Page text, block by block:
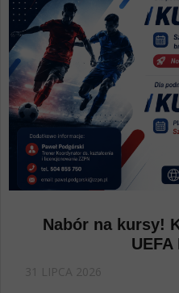
Nabór na kursy!
UEFA
31 LIPCA 2026